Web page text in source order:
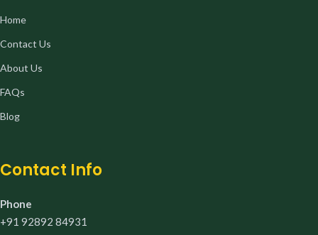
Home
Contact Us
About Us
FAQs
Blog
Contact Info
Phone
+91 92892 84931